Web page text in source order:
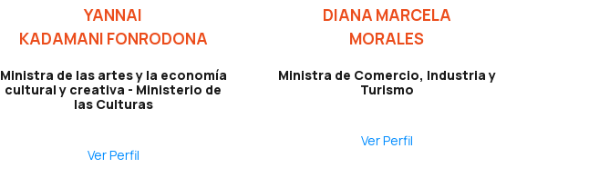
YANNAI
KADAMANI FONRODONA
Ministra de las artes y la economía
cultural y creativa - Ministerio de
las Culturas
Ver Perfil
DIANA MARCELA
MORALES
Ministra de Comercio, Industria y
Turismo
Ver Perfil